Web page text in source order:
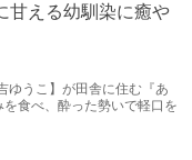
甘える幼馴染に癒や
ゆうこ】が田舎に住む『あ
食べ、酔った勢いで軽口を